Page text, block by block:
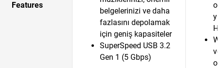
Features
belgelerinizi ve daha
fazlasını depolamak
için geniş kapasiteler
SuperSpeed USB 3.2
Gen 1 (5 Gbps)